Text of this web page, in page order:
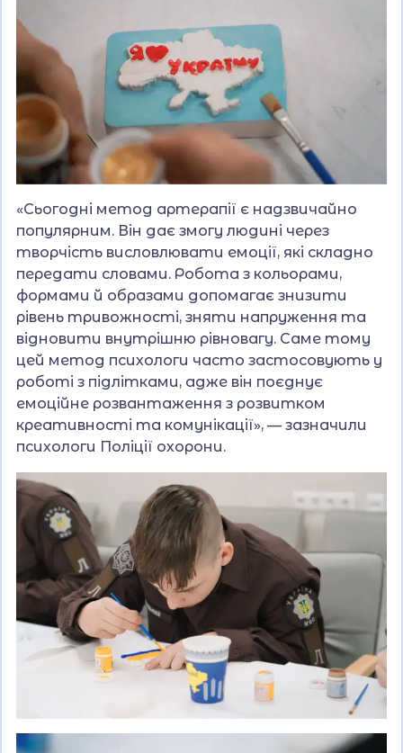
«Сьогодні метод артерапії є надзвичайно
популярним. Він дає змогу людині через
творчість висловлювати емоції, які складно
передати словами. Робота з кольорами,
формами й образами допомагає знизити
рівень тривожності, зняти напруження та
відновити внутрішню рівновагу. Саме тому
цей метод психологи часто застосовують у
роботі з підлітками, адже він поєднує
емоційне розвантаження з розвитком
креативності та комунікації», — зазначили
психологи Поліції охорони.